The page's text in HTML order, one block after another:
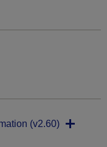
(v2.60)